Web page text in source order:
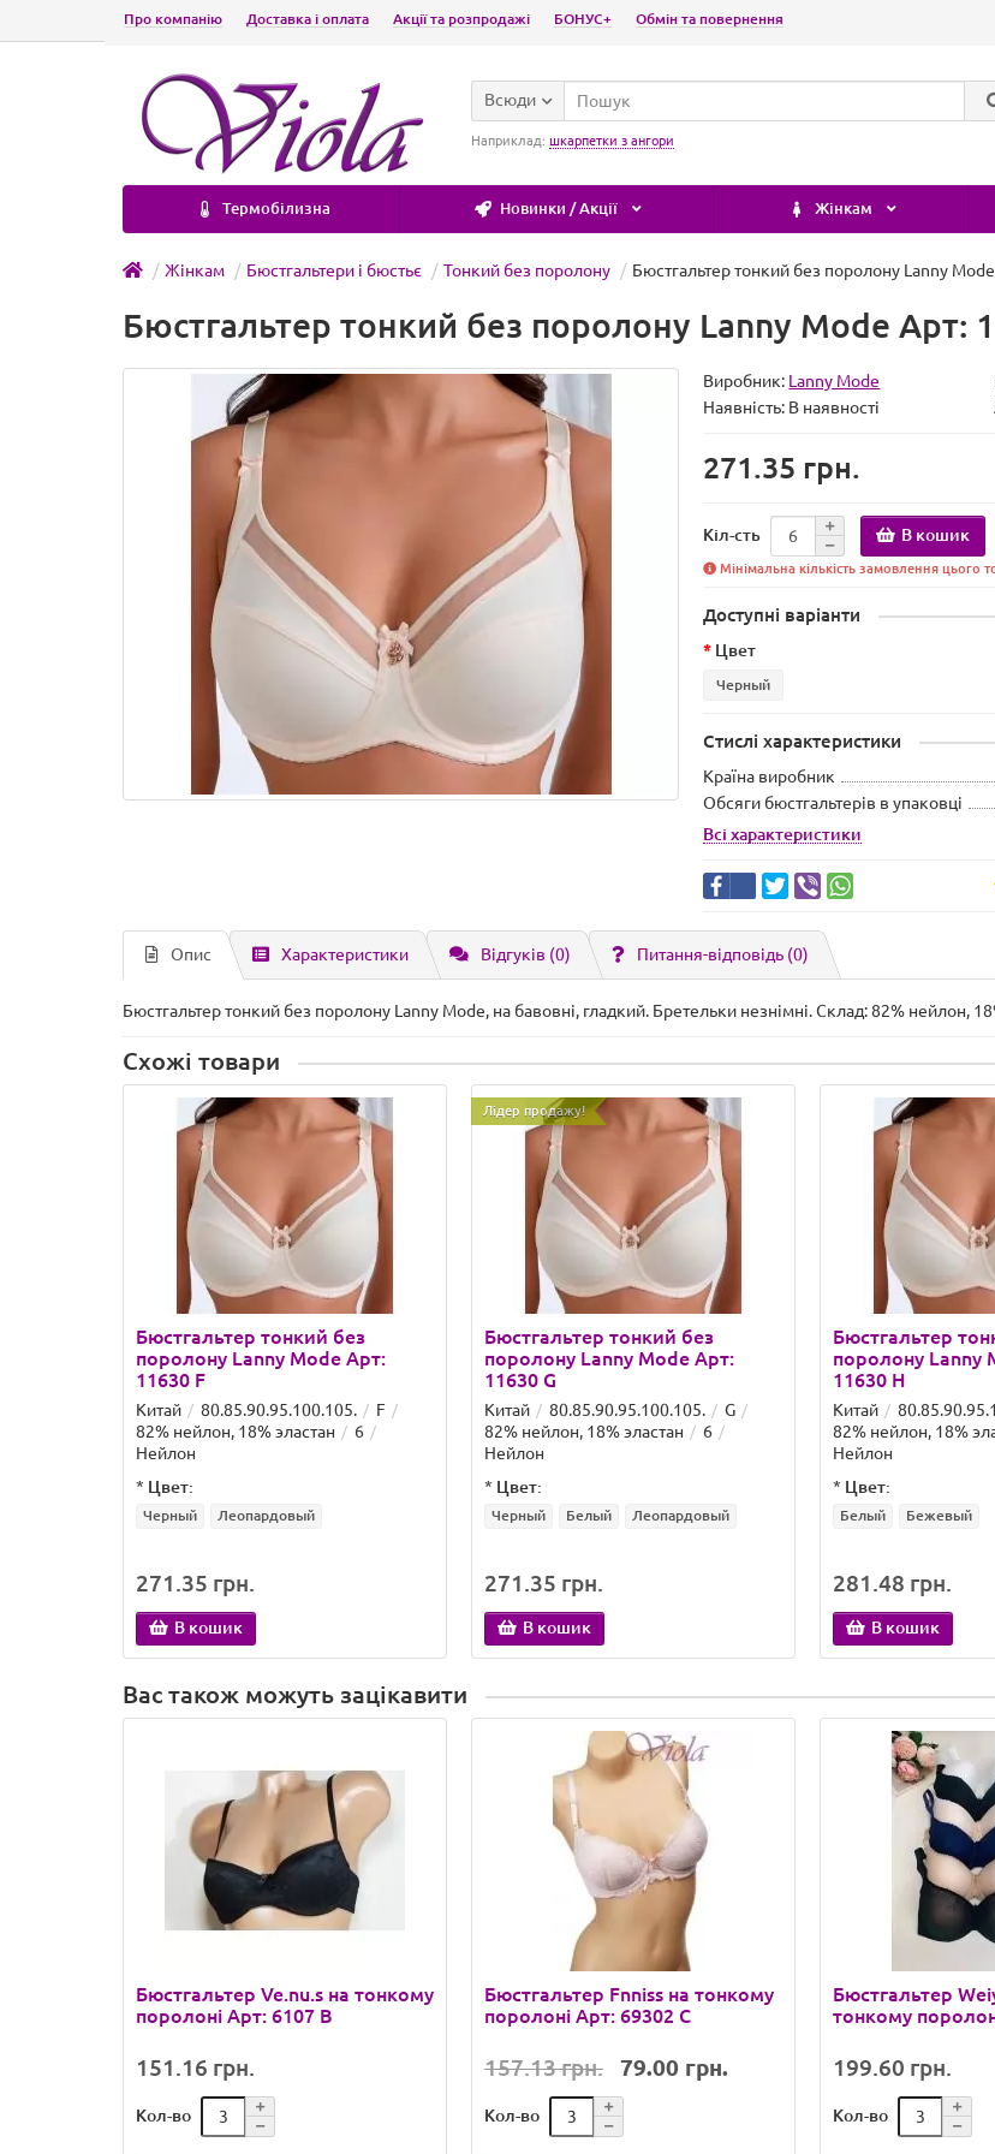
Про компанію Доставка і оплата Акції та розпродажі БОНУС+ Обмін та повернення
Всюди
Наприклад: шкарпетки з ангори
Термобілизна Новинки / Акції Жінкам
Жінкам Бюстгальтери і бюстьє Тонкий без поролону Бюстгальтер тонкий без поролону Lanny
Бюстгальтер тонкий без поролону Lanny Mode Арт:
Виробник: Lanny Mode
Наявність: В наявності
271.35 грн.
Кіл-сть В кошик
Мінімальна кількість замовлення цього
Доступні варіанти
Цвет
Черный
Стислі характеристики
Країна виробник
Обсяги бюстгальтерів в упаковці
Всі характеристики
Опис Характеристики Відгуків (0) Питання-відповідь (0)
Бюстгальтер тонкий без поролону Lanny Mode, на бавовні, гладкий. Бретельки незнімні. Склад: 82% нейлон,
Схожі товари
Бюстгальтер тонкий без
поролону Lanny Mode Арт:
11630 F
Китай 80.85.90.95.100.105.
F
82% нейлон, 18% эластан
6
Нейлон
* Цвет:
Черный Леопардовый
271.35 грн.
В кошик
Лідер продажу!
Бюстгальтер тонкий без
поролону Lanny Mode Арт:
11630 G
Китай 80.85.90.95.100.105.
G
82% нейлон, 18% эластан
6
Нейлон
* Цвет:
Черный Белый Леопардовый
271.35 грн.
В кошик
Бюстгальтер
поролону Lanny
11630 H
Китай
82% нейлон, 18%
Нейлон
* Цвет:
Белый Бежевый
281.48 грн.
В кошик
Вас також можуть зацікавити
Бюстгальтер Ve.nu.s на тонкому
поролоні Арт: 6107 B
151.16 грн.
Кол-во
Бюстгальтер Fnniss на тонкому
поролоні Арт: 69302 C
157.13 грн. 79.00 грн.
Кол-во
Бюстгальтер
тонкому
199.60 грн.
Кол-во